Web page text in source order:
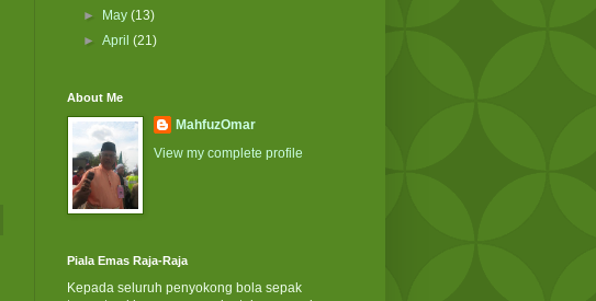
►
May(13)
►April(21)
About Me
MahfuzOmar
View my complete profile
Piala Emas Raja-Raja
Kepada seluruh penyokong bola sepak